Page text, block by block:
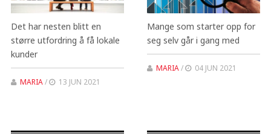
Det har nesten blitt en
større utfordring å få lokale
kunder
MARIA/ 13 JUN 2021
Mange som starter opp for
seg selv går i gang med
MARIA/ 04 JUN 2021